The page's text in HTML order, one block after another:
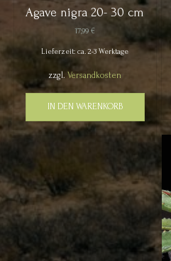
Agave nigra 20- 30 cm
17,99€
Lieferzeit: ca. 2-3 Werktage
zzgl.Versandkosten
IN DEN WARENKORB